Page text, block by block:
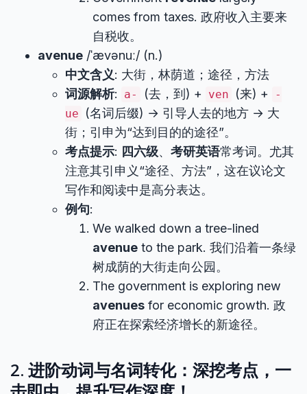
comes from taxes. 政府收入主要来
自税收。
avenue /ˈævənuː/ (n.)
中文含义: 大街，林荫道；途径，方法
词源解析: a- (去，到) + ven (来) +
-
ue
(名词后缀) → 引导人去的地方 → 大
街；引申为“达到目的的途径”。
考点提示: 四六级、 考研英语常考词。尤其
注意其引申义“途径、方法”，这在议论文
写作和阅读中是高分表达。
例句:
We walked down a tree-lined
avenue to the park. 我们沿着一条绿
树成荫的大街走向公园。
The government is exploring new
avenues for economic growth. 政
府正在探索经济增长的新途径。
2. 进阶动词与名词转化：深挖考点，一